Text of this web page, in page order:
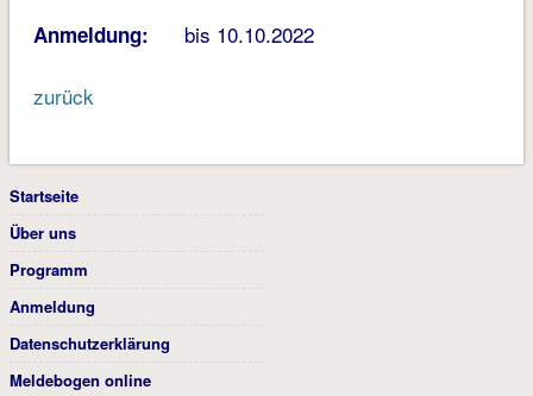
Anmeldung: bis 10.10.2022
zurück
Startseite
Über uns
Programm
Anmeldung
Datenschutzerklärung
Meldebogen online